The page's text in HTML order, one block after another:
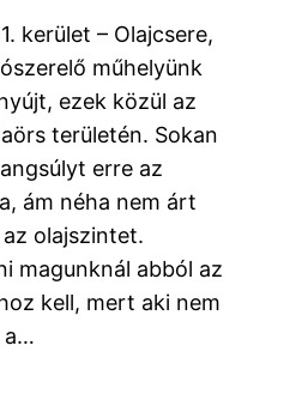
kerület – Olajcsere,
műhelyünk
ezek közül az
területén. Sokan
erre az
ám néha nem árt
olajszintet.
magunknál abból az
kell, mert aki nem
a…